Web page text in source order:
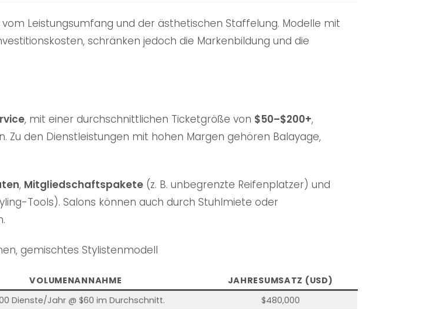
Leistungsumfang und der ästhetischen Staffelung. Modelle mit
schränken jedoch die Markenbildung und die
, mit einer durchschnittlichen Ticketgröße von $50–$200+,
Zu den Dienstleistungen mit hohen Margen gehören Balayage,
, Mitgliedschaftspakete (z. B. unbegrenzte Reifenplatzer) und
Tools). Salons können auch durch Stuhlmiete oder
gemischtes Stylistenmodell
VOLUMENANNAHME
JAHRESUMSATZ (USD)
Dienste/Jahr @ $60 im Durchschnitt.
$480,000